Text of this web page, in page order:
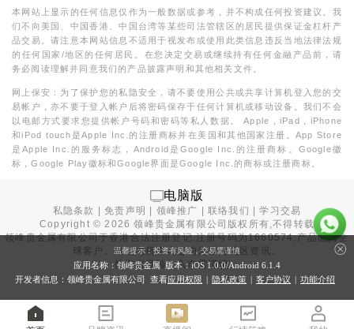
本网站上显示的任何信息仅作为一般数据或参考，并不构成任何投资建议。我
们不向美国、中国香港、中国台湾等某些司法管辖区的居民提供保证金杠杆产
品交易。请注意本网站信息不适用于视发布或使用此类信息违反当地法律法规
的任何国家/地区的任何居民。在您决定交易或继续持有任何金融产品前，请
务必阅读理解并同意我们的产品披露声明和其他相关文件。
网上保安：为了保护您的私隐安全，请不要使用公共或共享计算机登入您的交
易帐户，亦不要于登入帐户后将密码保存于任何计算机或移动设备。我们不会
以电邮方式要求您提供帐户号码和密码等私人数据。 Apple，iPad，iPhone
和iPod touch是Apple Inc.的注册商标并在美国和其他国家注册。App Store
是Apple Inc.的服务标志，Android是Google Inc.的注册商标。Google徽
标，Google Play徽标和Google界面是Google Inc.的商标或注册商标。
电脑版
私隐条款 |免责声明 领峰推广 |联络我们 |学习交易
Copyright ©2026 领峰贵金属有限公司版权所有,不得转载
领峰贵金属有限公司于香港合法注册登记,注册号码为1660574,产品面向全
球客户。本站内所有内容均为香港地区资讯。
投资有风险，入市需谨慎。
温馨提示：投资有风险，交易需谨慎
应用名称：领峰贵金属 版本：iOS 1.0.0/Android 6.1.4
开发者信息：领峰贵金属有限公司 查看应用权限 | 隐私政策 | 客户协议 | 功能介绍